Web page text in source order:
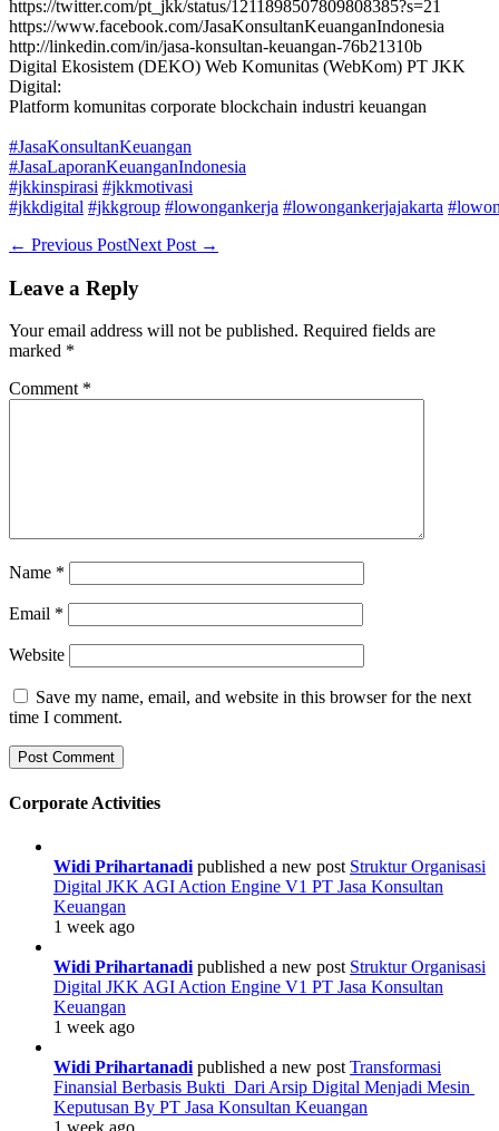
https://twitter.com/pt_jkk/status/1211898507809808385?s=21
https://www.facebook.com/JasaKonsultanKeuanganIndonesia
http://linkedin.com/in/jasa-konsultan-keuangan-76b21310b
Digital Ekosistem (DEKO) Web Komunitas (WebKom) PT JKK
Digital:
Platform komunitas corporate blockchain industri keuangan
#JasaKonsultanKeuangan
#JasaLaporanKeuanganIndonesia
#jkkinspirasi #jkkmotivasi
#jkkdigital #jkkgroup #lowongankerja #lowongankerjajakarta
Post
← Previous PostNext Post →
Leave a Reply
Your email address will not be published. Required fields are
marked *
Comment *
Name *
Email *
Website
Save my name, email, and website in this browser for the next
time I comment.
Corporate Activities
Widi Prihartanadi published a new post Struktur Organisasi
Digital JKK AGI Action Engine V1 PT Jasa Konsultan
Keuangan
1 week ago
Widi Prihartanadi published a new post Struktur Organisasi
Digital JKK AGI Action Engine V1 PT Jasa Konsultan
Keuangan
1 week ago
Widi Prihartanadi published a new post Transformasi
Finansial Berbasis Bukti Dari Arsip Digital Menjadi Mesin
Keputusan By PT Jasa Konsultan Keuangan
1 week ago